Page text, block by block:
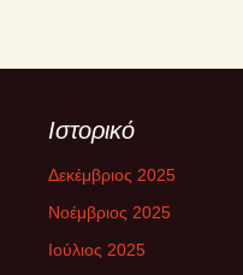
Ιστορικό
Δεκέμβριος 2025
Νοέμβριος 2025
Ιούλιος 2025